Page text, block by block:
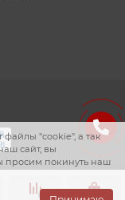
файлы "cookie", а так
сайт, вы
просим покинуть наш